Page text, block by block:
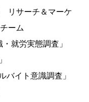
リサーチ＆マーケ
ーム
就労実態調査」
イト意識調査」